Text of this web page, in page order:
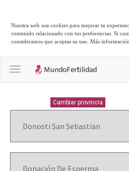
Nuestra web usa cookies para mejorar tu
contenido relacionado con tus preferencias. Si
consideramos que aceptas su uso.Más información
Toggle navigation
Cambiar provincia